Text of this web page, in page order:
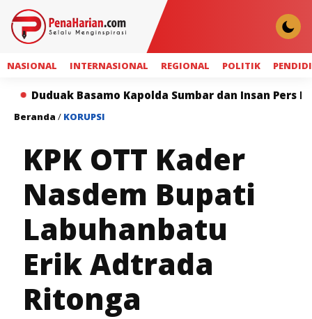
NASIONAL INTERNASIONAL REGIONAL POLITIK
Basamo Kapolda Sumbar dan Insan Pers Perkuat
Beranda / KORUPSI
KPK OTT Kader
Nasdem Bupati
Labuhanbatu
Erik Adtrada
Ritonga